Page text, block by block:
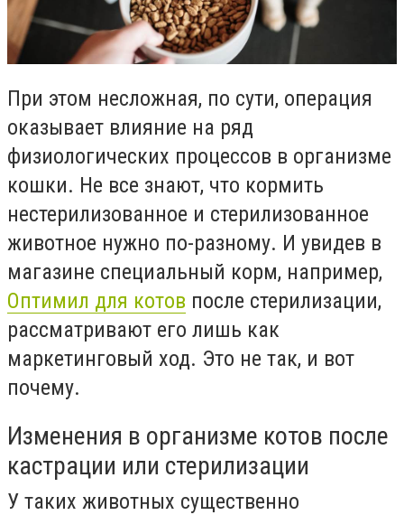
При этом несложная, по сути, операция
оказывает влияние на ряд
физиологических процессов в организме
кошки. Не все знают, что кормить
нестерилизованное и стерилизованное
животное нужно по-разному. И увидев в
магазине специальный корм, например,
Оптимил для котов после стерилизации,
рассматривают его лишь как
маркетинговый ход. Это не так, и вот
почему.
Изменения в организме котов после
кастрации или стерилизации
У таких животных существенно